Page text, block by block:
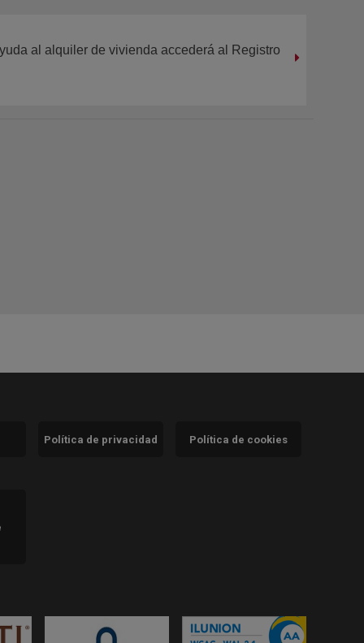
al alquiler de vivienda accederá al Registro
Política de privacidad Política de cookies